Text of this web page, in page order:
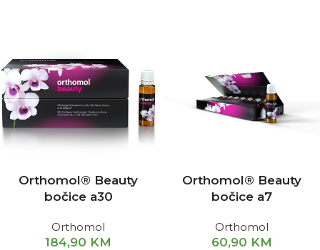
Orthomol® Beauty
bočice a30
Orthomol
184,90 KM
Orthomol® Beauty
bočice a7
Orthomol
60,90 KM